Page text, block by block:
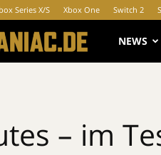
Series X/S Xbox One Switch 2
MANIAC.de
NEWS
– im